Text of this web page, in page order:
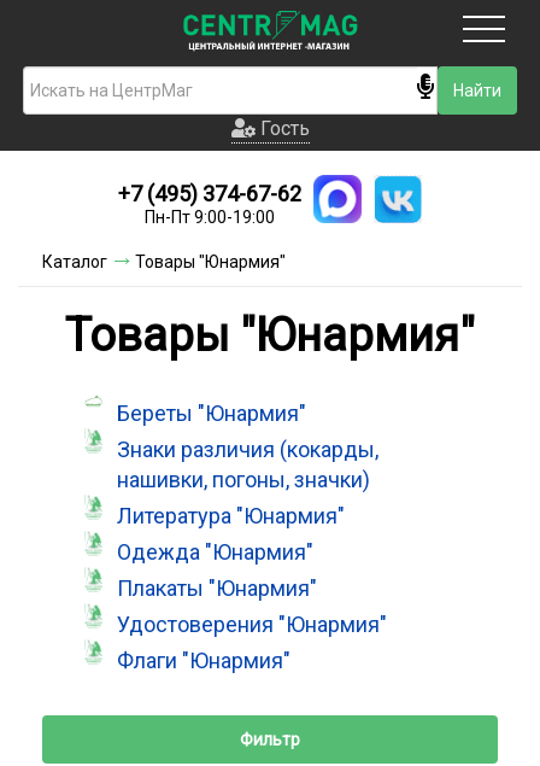
Гость
Новинки
Условия доставки
Акции и скидки
Гость
+7 (495) 374-67-62
Пн-Пт 9:00-19:00
Каталог Товары "Юнармия"
Товары "Юнармия"
Береты "Юнармия"
Знаки различия (кокарды,
нашивки, погоны, значки)
Литература "Юнармия"
Одежда "Юнармия"
Плакаты "Юнармия"
Удостоверения "Юнармия"
Флаги "Юнармия"
Фильтр